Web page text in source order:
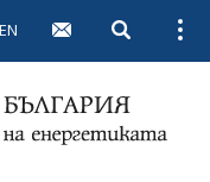
EN Open